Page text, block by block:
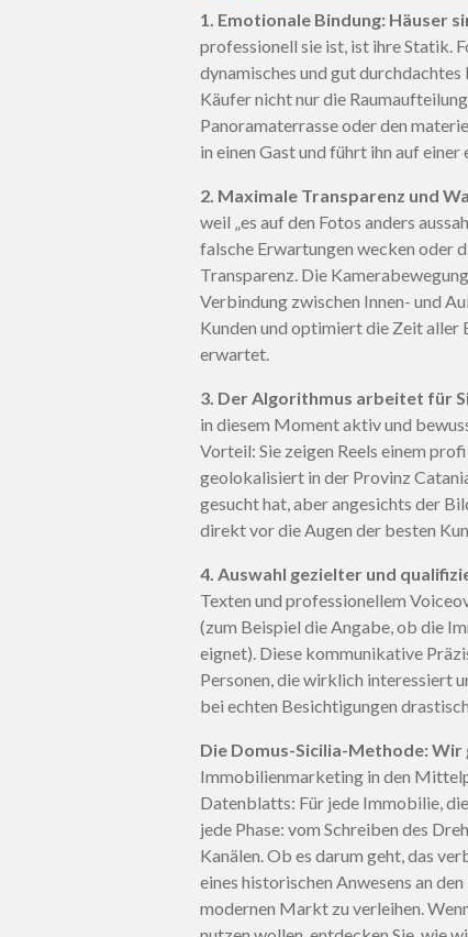
1. Emotionale Bindung: Häuser
professionell sie ist, ist ihre Statik.
dynamisches und gut
Käufer nicht nur die
Panoramaterrasse oder den
in einen Gast und führt ihn auf
2. Maximale Transparenz und
weil „es auf den Fotos anders
falsche Erwartungen wecken oder
Transparenz. Die
Verbindung zwischen Innen- und
Kunden und optimiert die Zeit aller
erwartet.
3. Der Algorithmus arbeitet für
in diesem Moment aktiv und
Vorteil: Sie zeigen Reels einem
geolokalisiert in der Provinz
gesucht hat, aber angesichts der
direkt vor die Augen der besten
4. Auswahl gezielter und
Texten und professionellem
(zum Beispiel die Angabe, ob die
eignet). Diese kommunikative
Personen, die wirklich interessiert
bei echten Besichtigungen
Die Domus-Sicilia-Methode: Wir
Immobilienmarketing in den
Datenblatts: Für jede Immobilie,
jede Phase: vom Schreiben des
Kanälen. Ob es darum geht, das
eines historischen Anwesens an
modernen Markt zu verleihen.